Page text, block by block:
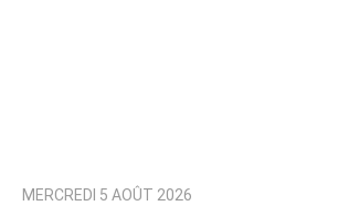
MERCREDI 5 AOÛT 2026